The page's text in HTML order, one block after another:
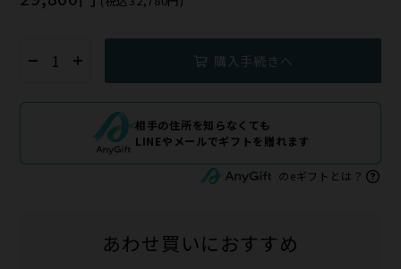
購入手続きへ
相手の住所を知らなくても
LINEやメールでギフトを贈れます
のeギフトとは？
あわせ買いにおすすめ